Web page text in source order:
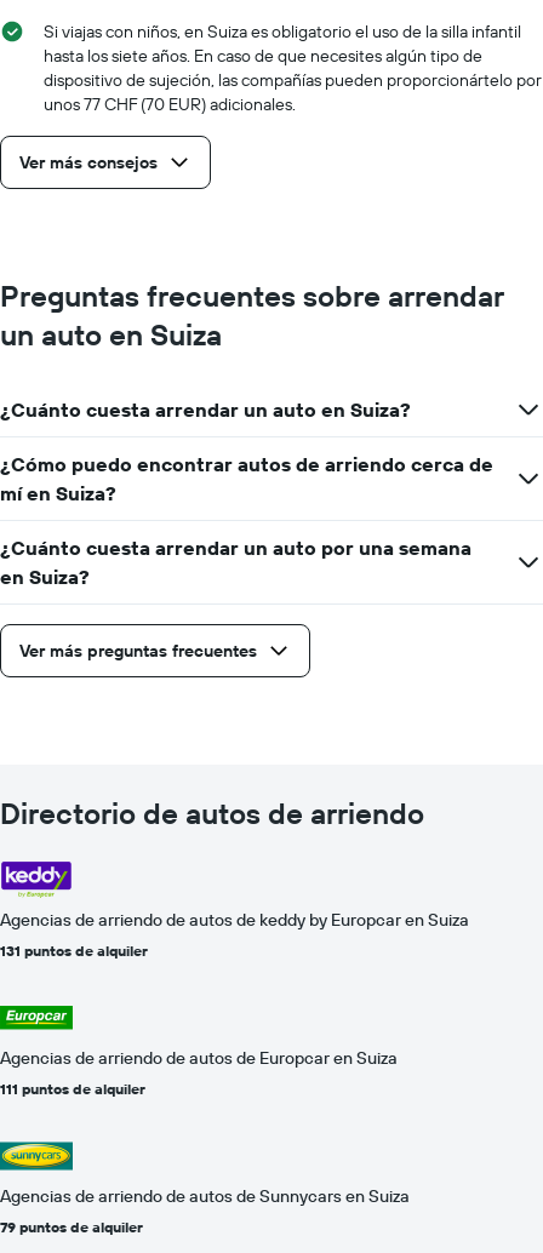
Si viajas con niños, en Suiza es obligatorio el uso de la silla infantil
hasta los siete años. En caso de que necesites algún tipo de
dispositivo de sujeción, las compañías pueden proporcionártelo por
unos 77 CHF (70 EUR) adicionales.
Ver más consejos
Preguntas frecuentes sobre arrendar
un auto en Suiza
¿Cuánto cuesta arrendar un auto en Suiza?
¿Cómo puedo encontrar autos de arriendo cerca de
mí en Suiza?
¿Cuánto cuesta arrendar un auto por una semana
en Suiza?
Ver más preguntas frecuentes
Directorio de autos de arriendo
Agencias de arriendo de autos de keddy by Europcar en Suiza
131 puntos de alquiler
Agencias de arriendo de autos de Europcar en Suiza
111 puntos de alquiler
Agencias de arriendo de autos de Sunnycars en Suiza
79 puntos de alquiler